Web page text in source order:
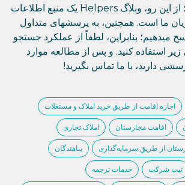
ساعت منتشر کنیم؛ از این رو، وبلاگ Helpers یک منبع اطلاعات
ما است. همچنین، به پرسشهای متداول
میدهیم؛ بنابراین، لطفاً از عملکرد جستجو
زیر استفاده کنید. و پس از مطالعه موارد
دارید، با ما تماس بگیرید!
اجازه اقامت از طریق خرید املاک و مستغلات
اقامت مجارستان املاک تجاری
از طریق سرمایه‌گذاری پناهندگان
ثبت شرکت خدمات ترجمه